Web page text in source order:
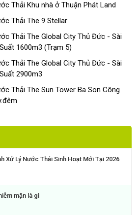
Thải Khu nhà ở Thuận Phát Land
Thải The 9 Stellar
Thải The Global City Thủ Đức - Sài
1600m3 (Trạm 5)
Thải The Global City Thủ Đức - Sài
2900m3
Thải The Sun Tower Ba Son Công
Xử Lý Nước Thải Sinh Hoạt Mới Tại 2026
mặn là gì